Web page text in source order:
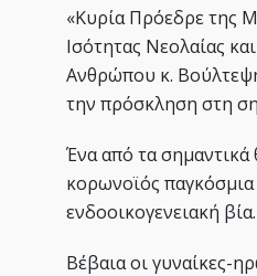
«Κυρία Πρόεδρε της
Ισότητας Νεολαίας
Ανθρώπου κ.
την πρόσκληση στη
Ένα από τα σημαντικά
κορωνοϊός
ενδοοικογενειακή βία.
Βέβαια οι γυναίκες-